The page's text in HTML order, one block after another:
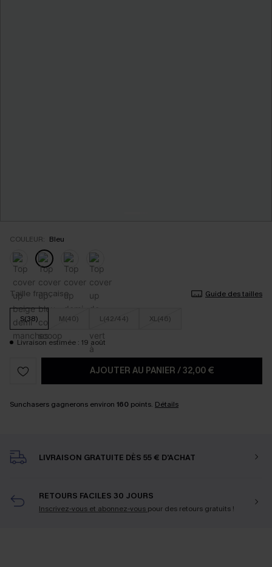
COULEUR: Bleu
Taille française Guide des tailles
S(38) M(40) L(42/44) XL(46)
Livraison estimée : 19 août
AJOUTER AU PANIER /32,00 €
Sunchasers gagnerons environ 160 points. Détails
LIVRAISON GRATUITE DÈS 55 € D'ACHAT
RETOURS FACILES 30 JOURS
Inscrivez-vous et abonnez-vous pour des retours gratuits !